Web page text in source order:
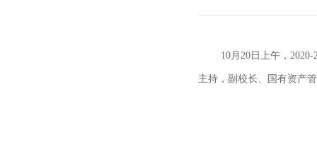
10月20日上午，
主持，副校长、国有资产